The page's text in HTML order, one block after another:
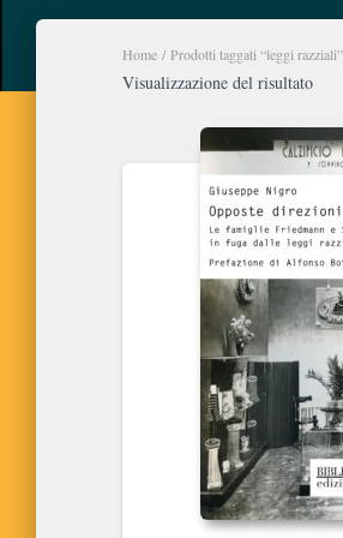
Home / Prodotti taggati “leggi razziali”
Visualizzazione del risultato